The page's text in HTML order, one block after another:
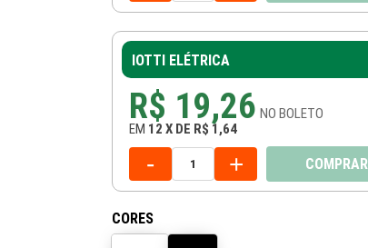
IOTTI ELÉTRICA
R$ 19,26 NOBOLETO
EM 12X DE R$ 1,64
- + COMPRAR
CORES